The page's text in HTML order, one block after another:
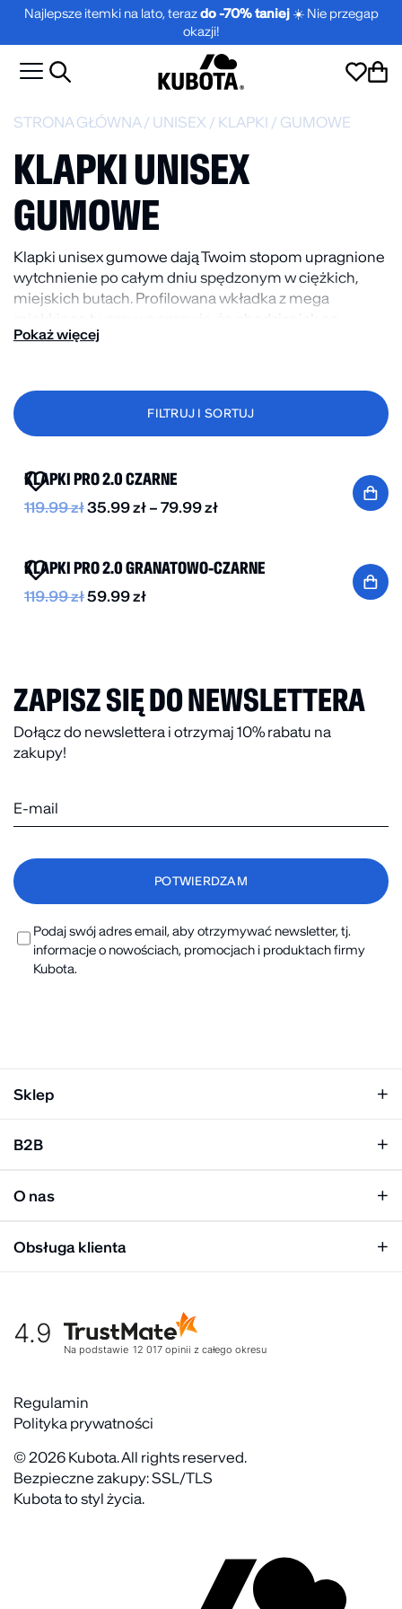
Najlepsze itemki na lato, terazdo -70% taniej☀️ Nie przegap
okazji!
STRONA GŁÓWNA / UNISEX / KLAPKI / GUMOWE
KLAPKI UNISEX
GUMOWE
Klapki unisex gumowe dają Twoim stopom upragnione
wytchnienie po całym dniu spędzonym w ciężkich,
miejskich butach. Profilowana wkładka z mega
chmurce, niezależnie od tego, czy dreptasz po domu,
Pokaż więcej
FILTRUJ I SORTUJ
BESTSELLER DO -70%
KLAPKI PRO 2.0 CZARNE
119.99zł35.99zł – 79.99zł
KLAPKI PRO 2.0 GRANATOWO-CZARNE
119.99zł59.99zł
ZAPISZ SIĘ DO NEWSLETTERA
Dołącz do newslettera i otrzymaj 10% rabatu na
zakupy!
Podaj swój adres email, aby otrzymywać newsletter, tj.
informacje o nowościach, promocjach i produktach firmy
Kubota.
Sklep
Klapki męskie
Mężczyzna
B2B
Panel hurtowy
O nas
Biuro prasowe
Kultura organizacyjna
Rekrutujemy
Obsługa klienta
Warunki dostawy
Zwroty
Kontakt
FAQ
4.9
Na podstawie 12 017opinii z całego okresu
Regulamin
Polityka prywatności
© 2026 Kubota. All rights reserved.
Bezpieczne zakupy: SSL/TLS
Kubota to styl życia.